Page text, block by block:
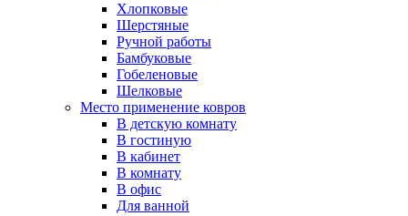
Хлопковые
Шерстяные
Ручной работы
Бамбуковые
Гобеленовые
Шелковые
Место применение ковров
В детскую комнату
В гостиную
В кабинет
В комнату
В офис
Для ванной